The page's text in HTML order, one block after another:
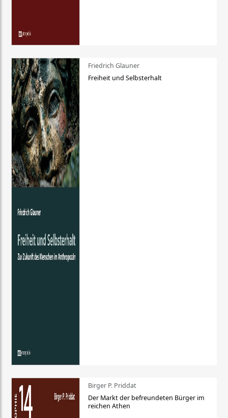
Friedrich Glauner
Freiheit und Selbsterhalt
Birger P. Priddat
Der Markt der befreundeten Bürger im
reichen Athen